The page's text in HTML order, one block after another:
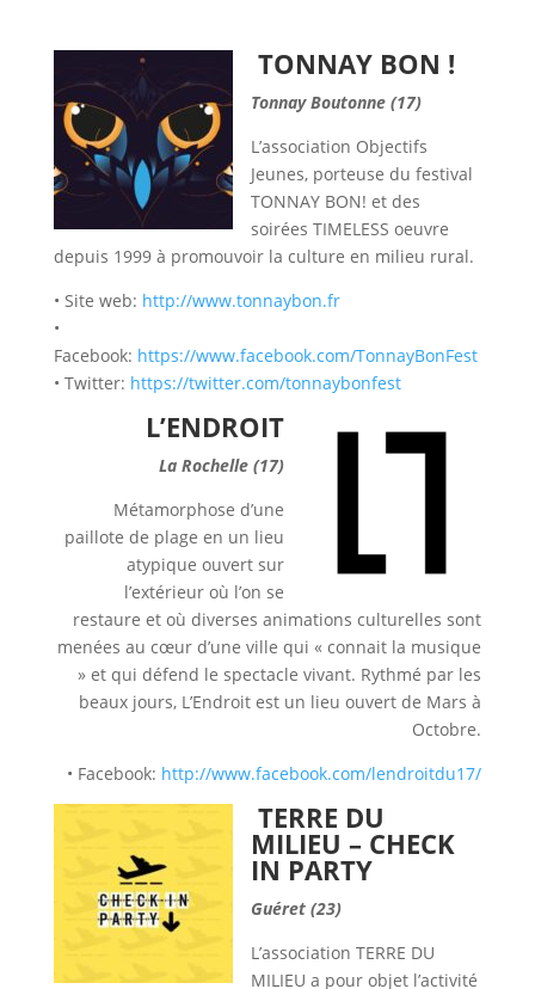
TONNAY BON !
Tonnay Boutonne (17)
L’association Objectifs
Jeunes, porteuse du festival
TONNAY BON! et des
soirées TIMELESS oeuvre
depuis 1999 à promouvoir la culture en milieu rural.
• Site web: http://www.tonnaybon.fr
•
Facebook: https://www.facebook.com/TonnayBonFest
• Twitter: https://twitter.com/tonnaybonfest
L’ENDROIT
La Rochelle (17)
Métamorphose d’une
paillote de plage en un lieu
atypique ouvert sur
l’extérieur où l’on se
restaure et où diverses animations culturelles sont
menées au cœur d’une ville qui « connait la musique
» et qui défend le spectacle vivant. Rythmé par les
beaux jours, L’Endroit est un lieu ouvert de Mars à
Octobre.
• Facebook: http://www.facebook.com/lendroitdu17/
TERRE DU
MILIEU – CHECK
IN PARTY
Guéret (23)
L’association TERRE DU
MILIEU a pour objet l’activité